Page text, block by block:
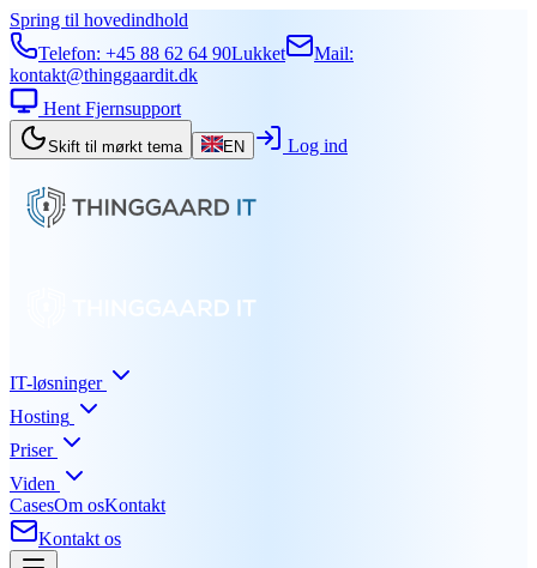
Spring til hovedindhold
Telefon: +45 88 62 64 90Lukket
Mail:
kontakt@thinggaardit.dk
Hent Fjernsupport
Skift til mørkt tema EN Log ind
IT-løsninger
Hosting
Priser
Viden
CasesOm osKontakt
Kontakt os